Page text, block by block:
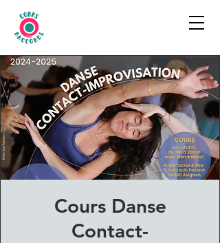
Cours Danse
Contact-